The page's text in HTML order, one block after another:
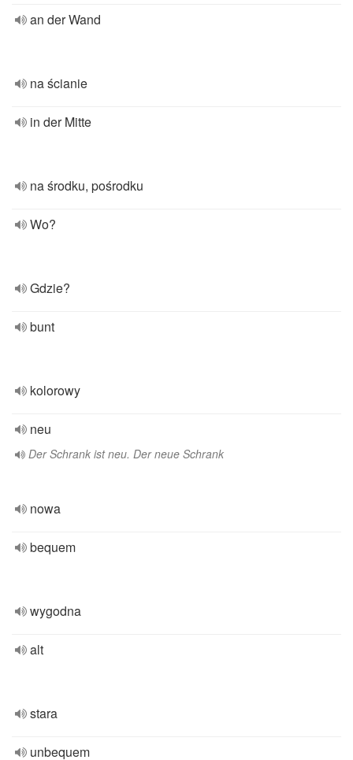
an der Wand
na ścianie
in der Mitte
na środku, pośrodku
Wo?
Gdzie?
bunt
kolorowy
neu
Der Schrank ist neu. Der neue Schrank
nowa
bequem
wygodna
alt
stara
unbequem